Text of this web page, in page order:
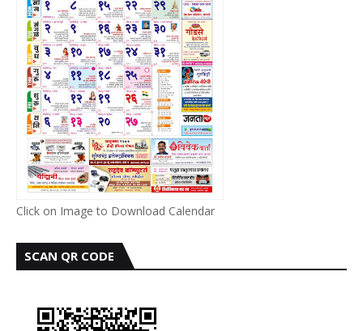
Click on Image to Download Calendar
SCAN QR CODE